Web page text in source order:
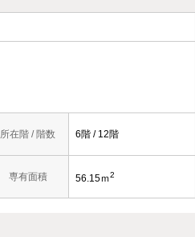
所在階 / 階数 6階 / 12階
専有面積 56.15ｍ2